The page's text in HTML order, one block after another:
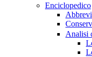
Enciclopedico
Analisi